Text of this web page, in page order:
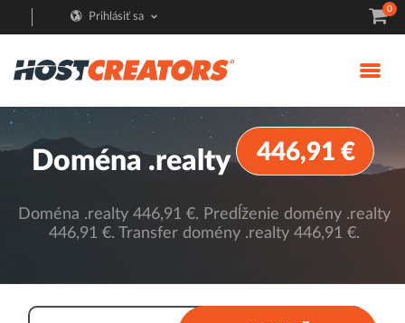
Prihlásiť sa
0
Doména .realty 446,91 €
Doména .realty 446,91 €. Predĺženie domény .realty
446,91 €. Transfer domény .realty 446,91 €.